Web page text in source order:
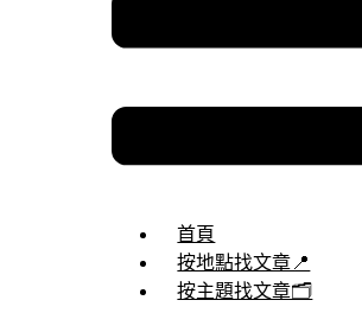
首頁
按地點找文章📍
按主題找文章🗂️